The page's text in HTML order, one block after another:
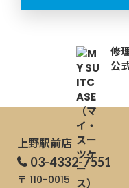
修
公
上野駅前店
03-4332-7551
〒 110-0015